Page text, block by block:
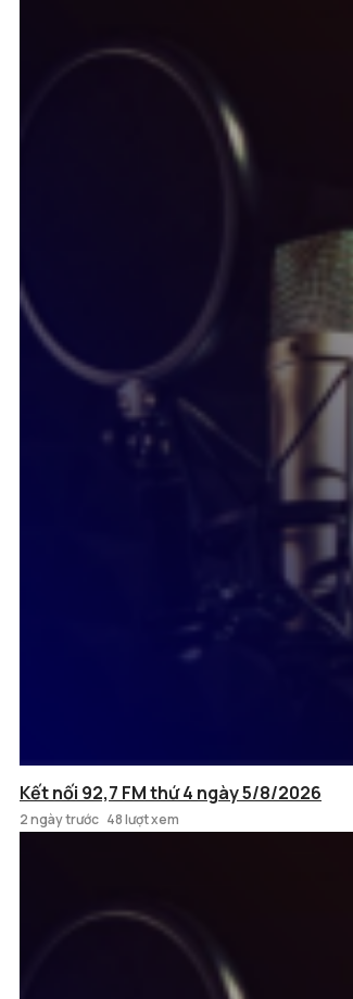
Kết nối 92,7 FM thứ 4 ngày 5/8/2026
2 ngày trước 48 lượt xem